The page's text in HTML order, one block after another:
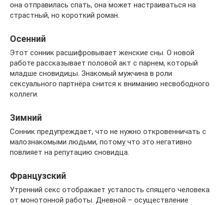
она отправилась спать, она может настраиваться на
страстный, но короткий роман.
Осенний
Этот сонник расшифровывает женские сны. О новой
работе рассказывает половой акт с парнем, который
младше сновидицы. Знакомый мужчина в роли
сексуального партнёра снится к вниманию несвободного
коллеги.
Зимний
Сонник предупреждает, что не нужно откровенничать с
малознакомыми людьми, потому что это негативно
повлияет на репутацию сновидца.
Французский
Утренний секс отображает усталость спящего человека
от монотонной работы. Дневной – осуществление